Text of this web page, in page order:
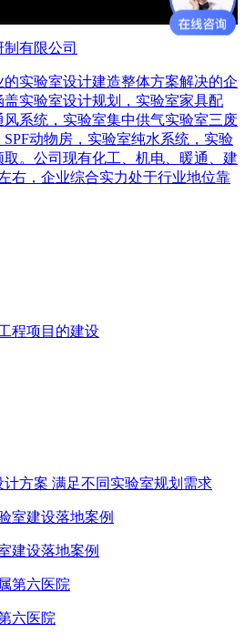
有限公司
实验室设计建造整体方案解决的企
实验室设计规划，实验室家具配
系统，实验室集中供气实验室三废
动物房，实验室纯水系统，实验
。公司现有化工、机电、暖通、建
右，企业综合实力处于行业地位靠
程项目的建设
方案 满足不同实验室规划需求
建设落地案例
六医院